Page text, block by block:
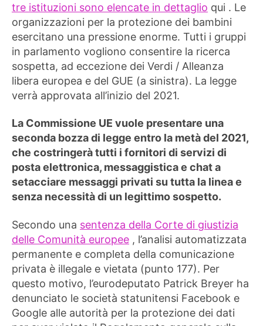
tre istituzioni sono elencate in dettaglio qui . Le
organizzazioni per la protezione dei bambini
esercitano una pressione enorme. Tutti i gruppi
in parlamento vogliono consentire la ricerca
sospetta, ad eccezione dei Verdi / Alleanza
libera europea e del GUE (a sinistra). La legge
verrà approvata all’inizio del 2021.
La Commissione UE vuole presentare una
seconda bozza di legge entro la metà del 2021,
che costringerà tutti i fornitori di servizi di
posta elettronica, messaggistica e chat a
setacciare messaggi privati ​​su tutta la linea e
senza necessità di un legittimo sospetto.
Secondo una sentenza della Corte di giustizia
delle Comunità europee , l’analisi automatizzata
permanente e completa della comunicazione
privata è illegale e vietata (punto 177). Per
questo motivo, l’eurodeputato Patrick Breyer ha
denunciato le società statunitensi Facebook e
Google alle autorità per la protezione dei dati